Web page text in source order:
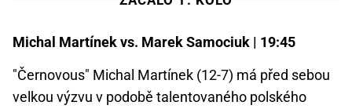
Michal Martínek vs. Marek Samociuk | 19:45
"Černovous" Michal Martínek (12-7) má před sebou
velkou výzvu v podobě talentovaného polského